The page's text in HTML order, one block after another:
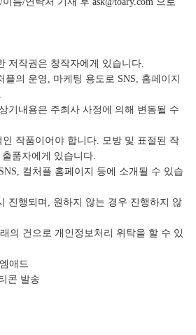
저작권은 창작자에게 있습니다.
의 운영, 마케팅 용도로 SNS, 홈페이지
기내용은 주최사 사정에 의해 변동될 수
작품이어야 합니다. 모방 및 표절된 작
품자에게 있습니다.
컬처플 홈페이지 등에 소개될 수 있습
진행되며, 원하지 않는 경우 진행하지 않
의 건으로 개인정보처리 위탁을 할 수 있
애드
콘 발송